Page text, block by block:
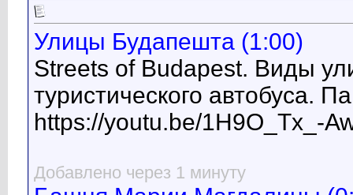
Улицы Будапешта (1:00)
Streets of Budapest. Виды
туристического автобуса.
https://youtu.be/1H9O_Tx_-
Добавлено через 1 минуту